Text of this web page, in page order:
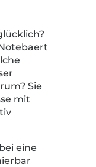
Sie
mit
eine